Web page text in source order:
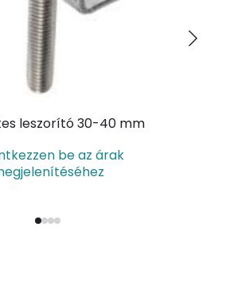
leszorító 30-40 mm
be az árak